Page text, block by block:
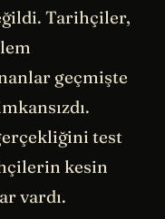
Tarihçiler,
geçmişte
test
kesin
vardı.